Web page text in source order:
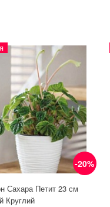
-20%
Сахара Петит 23 см
Круглий